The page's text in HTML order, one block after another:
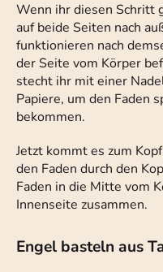
Wenn ihr diesen Schritt
auf beide Seiten nach
funktionieren nach
der Seite vom Körper
stecht ihr mit einer
Papiere, um den Faden
bekommen.
Jetzt kommt es zum
den Faden durch den
Faden in die Mitte vom
Innenseite zusammen.
Engel basteln aus